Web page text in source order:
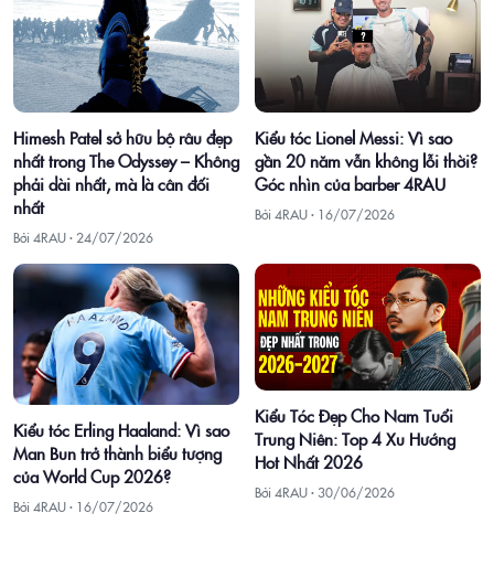
Himesh Patel sở hữu bộ râu đẹp
nhất trong The Odyssey – Không
phải dài nhất, mà là cân đối
nhất
Bởi 4RAU · 24/07/2026
Kiểu tóc Lionel Messi: Vì sao
gần 20 năm vẫn không lỗi thời?
Góc nhìn của barber 4RAU
Bởi 4RAU · 16/07/2026
Kiểu tóc Erling Haaland: Vì sao
Man Bun trở thành biểu tượng
của World Cup 2026?
Bởi 4RAU · 16/07/2026
Kiểu Tóc Đẹp Cho Nam Tuổi
Trung Niên: Top 4 Xu Hướng
Hot Nhất 2026
Bởi 4RAU · 30/06/2026